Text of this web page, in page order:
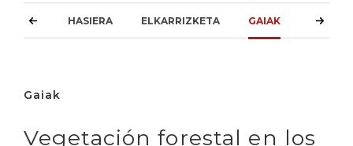
HASIERA ELKARRIZKETA GAIAK
Gaiak
Vegetación forestal en los